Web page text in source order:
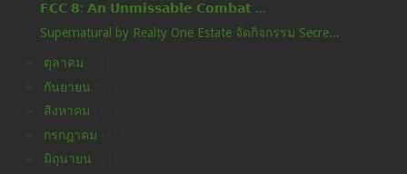
𝗙𝗖𝗖 𝟴: 𝗔𝗻 𝗨𝗻𝗺𝗶𝘀𝘀𝗮𝗯𝗹𝗲 𝗖𝗼𝗺𝗯𝗮𝘁 ...
Supernatural by Realty One Estate จัดกิจกรรม Secre...
ตุลาคม
กันยายน
สิงหาคม
กรกฎาคม
มิถุนายน